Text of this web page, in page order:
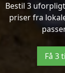
Bestil 3
priser fra
Få 3